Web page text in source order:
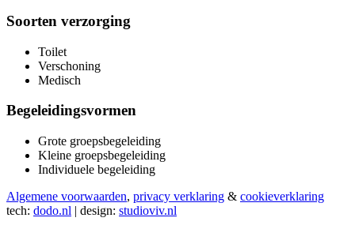
Soorten verzorging
Toilet
Verschoning
Medisch
Begeleidingsvormen
Grote groepsbegeleiding
Kleine groepsbegeleiding
Individuele begeleiding
Algemene voorwaarden, privacy verklaring & cookieverklaring
tech: dodo.nl | design: studioviv.nl